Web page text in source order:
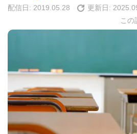
配信日: 2019.05.28 更新日:
この